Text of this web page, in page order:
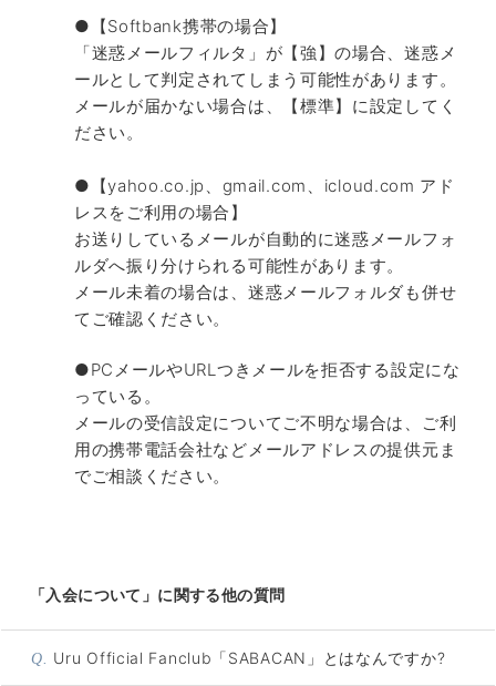
●【Softbank携帯の場合】
「迷惑メールフィルタ」が【強】の場合、迷惑メ
ールとして判定されてしまう可能性があります。
メールが届かない場合は、【標準】に設定してく
ださい。
●【yahoo.co.jp 、 gmail.com 、 icloud.com アド
レスをご利用の場合】
お送りしているメールが自動的に迷惑メールフォ
ルダへ振り分けられる可能性があります。
メール未着の場合は、 迷惑メールフォルダも併せ
てご確認ください。
●PCメールやURLつきメールを拒否する設定にな
っている。
メールの受信設定についてご不明な場合は、ご利
用の携帯電話会社などメールアドレスの提供元ま
でご相談ください。
「入会について」に関する他の質問
Q. Uru Official Fanclub「SABACAN」とはなんですか?